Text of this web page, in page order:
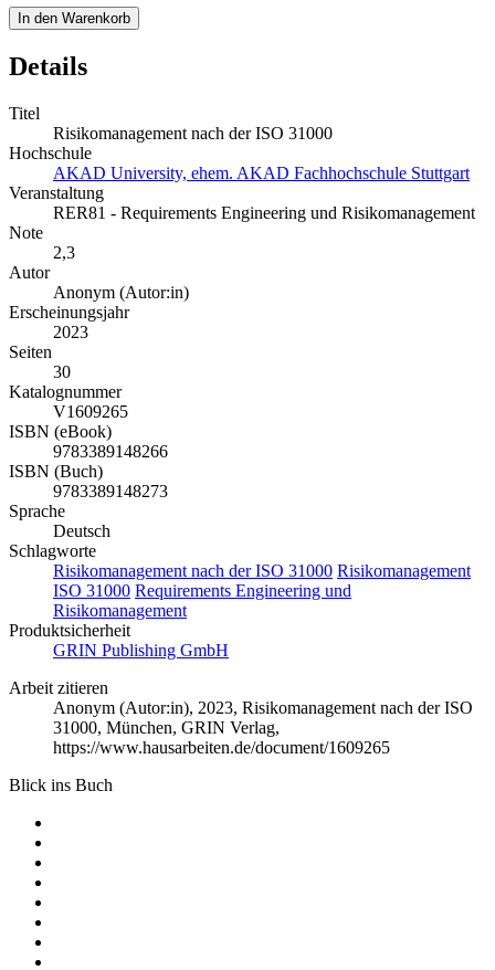
In den Warenkorb
Details
Titel
Risikomanagement nach der ISO 31000
Hochschule
AKAD University, ehem. AKAD Fachhochschule Stuttgart
Veranstaltung
RER81 - Requirements Engineering und Risikomanagement
Note
2,3
Autor
Anonym (Autor:in)
Erscheinungsjahr
2023
Seiten
30
Katalognummer
V1609265
ISBN (eBook)
9783389148266
ISBN (Buch)
9783389148273
Sprache
Deutsch
Schlagworte
Risikomanagement nach der ISO 31000 Risikomanagement
ISO 31000 Requirements Engineering und
Risikomanagement
Produktsicherheit
GRIN Publishing GmbH
Arbeit zitieren
Anonym (Autor:in), 2023, Risikomanagement nach der ISO
31000, München, GRIN Verlag,
https://www.hausarbeiten.de/document/1609265
Blick ins Buch